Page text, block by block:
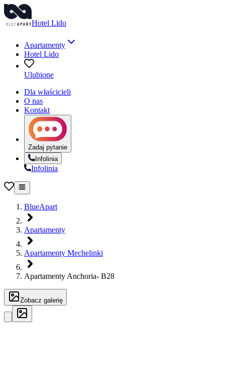
Hotel Lido
Apartamenty
Hotel Lido
Ulubione
Dla właścicieli
O nas
Kontakt
Zadaj pytanie
Infolinia
Infolinia
BlueApart
Apartamenty
Apartamenty Mechelinki
Apartamenty Anchoria- B28
Zobacz galerię